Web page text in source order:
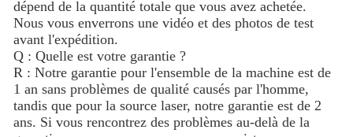
dépend de la quantité totale que vous avez achetée.
Nous vous enverrons une vidéo et des photos de test
avant l'expédition.
Q : Quelle est votre garantie ?
R : Notre garantie pour l'ensemble de la machine est de
1 an sans problèmes de qualité causés par l'homme,
tandis que pour la source laser, notre garantie est de 2
ans. Si vous rencontrez des problèmes au-delà de la